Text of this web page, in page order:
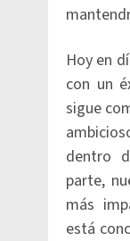
Hoy en
con un
sigue
dentro
parte,
más
está